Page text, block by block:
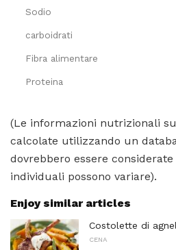
Sodio
carboidrati
Fibra alimentare
Proteina
(Le informazioni nutrizionali
calcolate utilizzando un
dovrebbero essere
individuali possono variare).
Enjoy similar articles
Costolette di
CENA